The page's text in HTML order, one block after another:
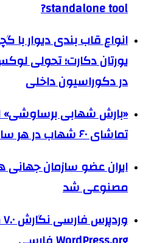
standalone tool?
انواع قاب بندی دیوار با
یورتان دکارت؛ تحولی
در دکوراسیون داخلی
«بارش شهابی برساوشی»
تماشای ۶۰ شهاب در هر ساعت!
ایران عضو سازمان
مصنوعی شد